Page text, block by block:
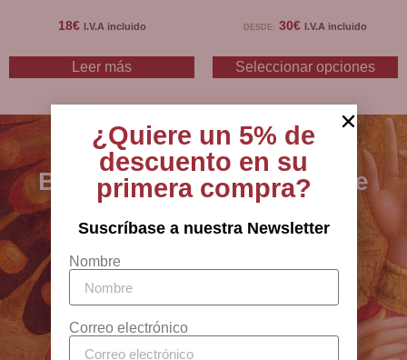
18€ I.V.A incluido
Leer más
DESDE: 30€ I.V.A incluido
Seleccionar opciones
BCB - especialistas en arte
sacro, joyería y artículos
religiosos desde 1880
Antigua Botiga Catedral
Barcelona
¿Quiere un 5% de
descuento en su
primera compra?
Suscríbase a nuestra Newsletter
Nombre
Correo electrónico